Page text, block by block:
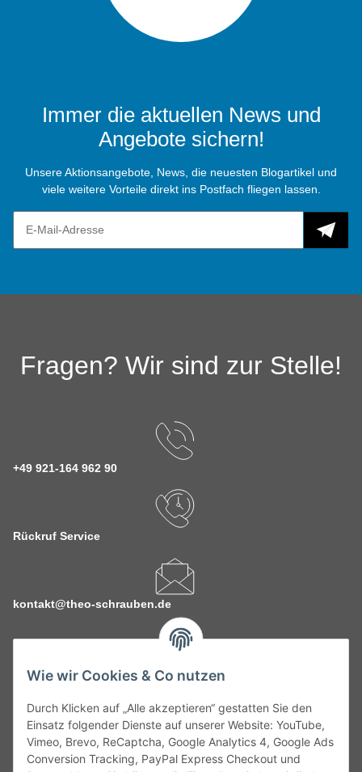
Wie wir Cookies & Co nutzen
Durch Klicken auf „Alle akzeptieren“ gestatten Sie den
Einsatz folgender Dienste auf unserer Website: YouTube,
Vimeo, Brevo, ReCaptcha, Google Analytics 4, Google Ads
Conversion Tracking, PayPal Express Checkout und
Immer die aktuellen News und
Angebote sichern!
Unsere Aktionsangebote, News, die neuesten Blogartikel und
viele weitere Vorteile direkt ins Postfach fliegen lassen.
Fragen? Wir sind zur Stelle!
+49 921-164 962 90
Rückruf Service
kontakt@theo-schrauben.de
Service
Gesetzliche Informationen